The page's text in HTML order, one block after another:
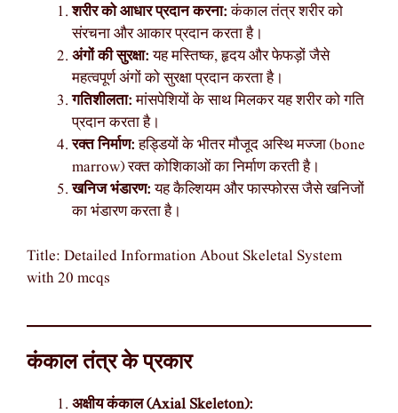
शरीर को आधार प्रदान करना:कंकाल तंत्र शरीर को
संरचना और आकार प्रदान करता है।
अंगों की सुरक्षा:यह मस्तिष्क, हृदय और फेफड़ों जैसे
महत्वपूर्ण अंगों को सुरक्षा प्रदान करता है।
गतिशीलता:मांसपेशियों के साथ मिलकर यह शरीर को गति
प्रदान करता है।
रक्त निर्माण:हड्डियों के भीतर मौजूद अस्थि मज्जा (bone
marrow) रक्त कोशिकाओं का निर्माण करती है।
खनिज भंडारण:यह कैल्शियम और फास्फोरस जैसे खनिजों
का भंडारण करता है।
Title: Detailed Information About Skeletal System
with 20 mcqs
कंकाल तंत्र के प्रकार
अक्षीय कंकाल (Axial Skeleton):